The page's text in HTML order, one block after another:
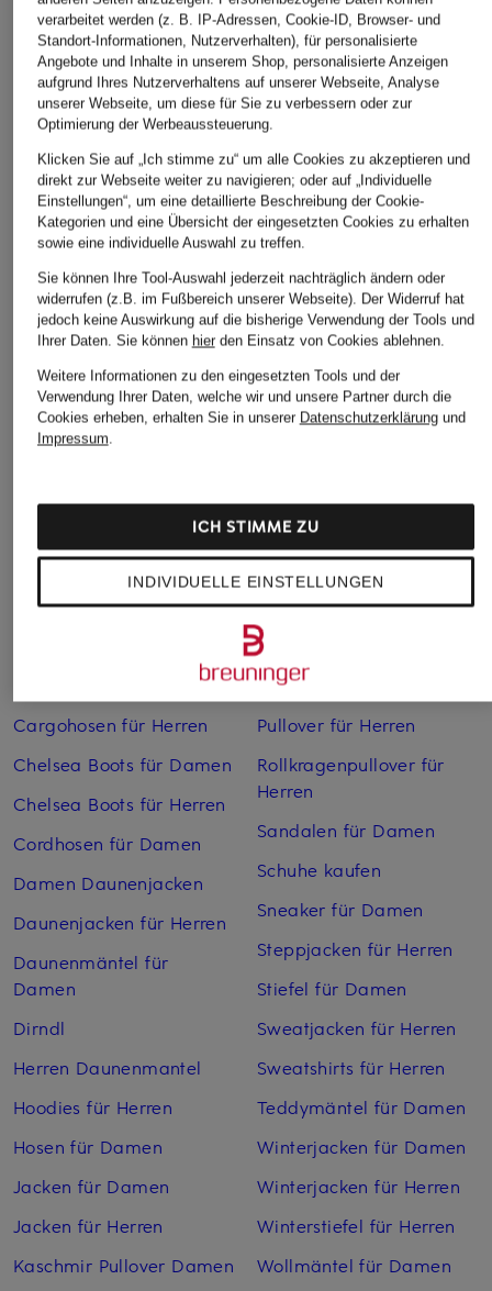
+Aktionsrabatt
SAMSØE SAMSØE
T-Shirt SASWIRL
39,99 €
Bestpreis:33,99 €
Ursprünglich: 80 €
+Aktionsrabatt
On
T-Shirt CLUB T-
RHYTHM
39,99 €
Bestpreis:33,99 €
Ursprünglich:55 €
Marc O'Polo
T-Shirt
79,95 €
Weitere Kategorien
Cargohosen für Herren
Chelsea Boots für Damen
Chelsea Boots für Herren
Cordhosen für Damen
Damen Daunenjacken
Daunenjacken für Herren
Daunenmäntel für
Damen
Dirndl
Herren Daunenmantel
Hoodies für Herren
Hosen für Damen
Jacken für Damen
Jacken für Herren
Kaschmir Pullover Damen
Mäntel für Herren
Pullover für Damen
Pullover für Herren
Rollkragenpullover für
Herren
Sandalen für Damen
Schuhe kaufen
Sneaker für Damen
Steppjacken für Herren
Stiefel für Damen
Sweatjacken für Herren
Sweatshirts für Herren
Teddymäntel für Damen
Winterjacken für Damen
Winterjacken für Herren
Winterstiefel für Herren
Wollmäntel für Damen
verarbeitet werden (z. B. IP-Adressen, Cookie-ID, Browser- und
Standort-Informationen, Nutzerverhalten), für personalisierte
Angebote und Inhalte in unserem Shop, personalisierte Anzeigen
aufgrund Ihres Nutzerverhaltens auf unserer Webseite, Analyse
unserer Webseite, um diese für Sie zu verbessern oder zur
Optimierung der Werbeaussteuerung.
Klicken Sie auf „Ich stimme zu“ um alle Cookies zu akzeptieren und
direkt zur Webseite weiter zu navigieren; oder auf „Individuelle
Einstellungen“, um eine detaillierte Beschreibung der Cookie-
Kategorien und eine Übersicht der eingesetzten Cookies zu erhalten
sowie eine individuelle Auswahl zu treffen.
Sie können Ihre Tool-Auswahl jederzeit nachträglich ändern oder
widerrufen (z.B. im Fußbereich unserer Webseite). Der Widerruf hat
jedoch keine Auswirkung auf die bisherige Verwendung der Tools und
Ihrer Daten. Sie können hierden Einsatz von Cookies ablehnen.
Weitere Informationen zu den eingesetzten Tools und der
Verwendung Ihrer Daten, welche wir und unsere Partner durch die
Cookies erheben, erhalten Sie in unserer Datenschutzerklärungund
Impressum.
INDIVIDUELLE EINSTELLUNGEN
ICH STIMME ZU